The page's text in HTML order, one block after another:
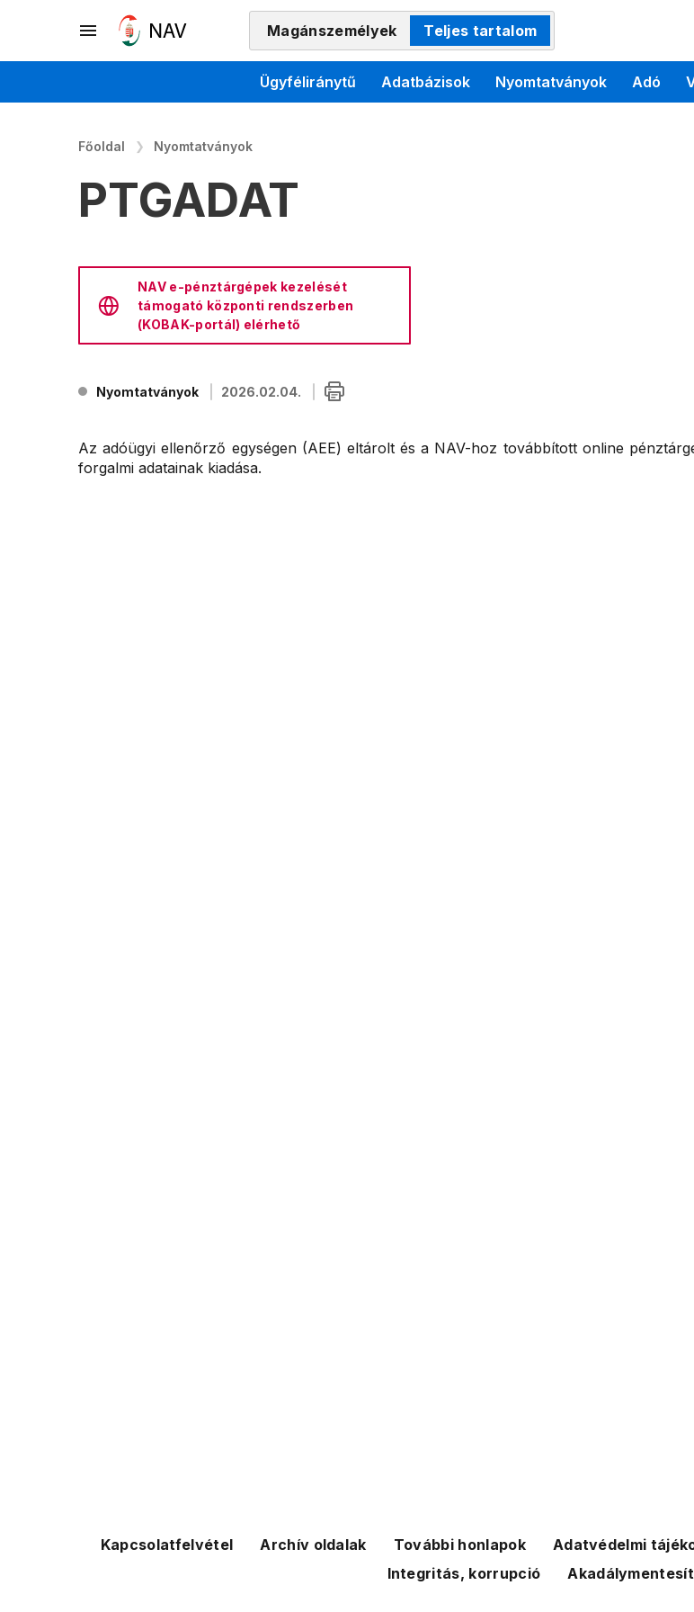
Magánszemélyek Teljes tartalom
Ügyféliránytű Adatbázisok Nyomtatványok Adó
Főoldal Nyomtatványok
PTGADAT
NAV e-pénztárgépek kezelését
támogató központi rendszerben
(KOBAK-portál) elérhető
Nyomtatványok 2026.02.04.
Az adóügyi ellenőrző egységen (AEE) eltárolt és a NAV-hoz továbbított online
forgalmi adatainak kiadása.
Kapcsolatfelvétel Archív oldalak További honlapok Adatvédelmi
Integritás, korrupció